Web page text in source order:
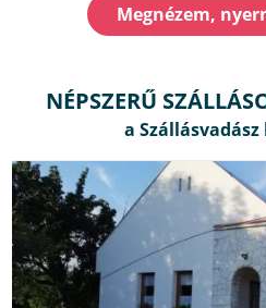
Megnézem,
NÉPSZERŰ